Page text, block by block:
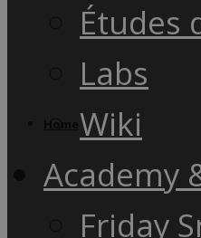
Études
Labs
Wiki
Academy
Friday